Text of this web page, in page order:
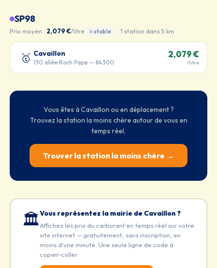
SP98
Prix moyen : 2,079 €/litre = stable · 1 station dans 5 km
🥇 Cavaillon
130 allée Roch Pape — 84300
2,079 €
/litre
Vous êtes à Cavaillon ou en déplacement ?
Trouvez la station la moins chère autour de vous en
temps réel.
Trouver la station la moins chère →
🏛️Vous représentez la mairie de Cavaillon ?
Affichez les prix du carburant en temps réel sur votre
site internet — gratuitement, sans inscription, en
moins d'une minute. Une seule ligne de code à
copier-coller.